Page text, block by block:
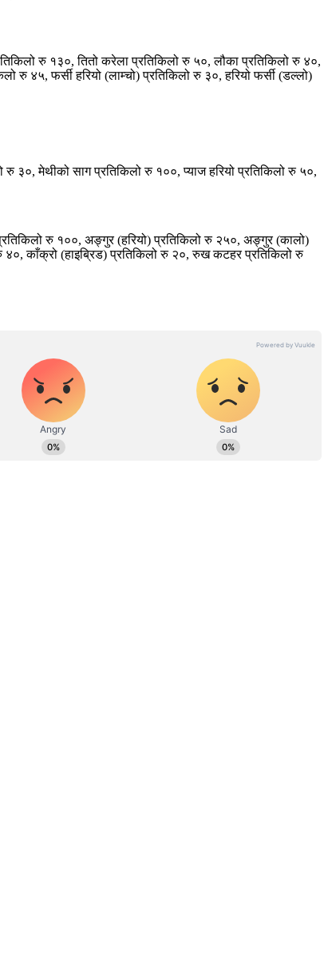
रु १३०, तितो करेला प्रतिकिलो रु ५०, लौका प्रतिकिलो रु ४०,
रु ४५, फर्सी हरियो (लाम्चो) प्रतिकिलो रु ३०, हरियो फर्सी (डल्लो)
३०, मेथीको साग प्रतिकिलो रु १००, प्याज हरियो प्रतिकिलो रु ५०,
रु १००, अङ्गुर (हरियो) प्रतिकिलो रु २५०, अङ्गुर (कालो)
काँक्रो (हाइब्रिड) प्रतिकिलो रु २०, रुख कटहर प्रतिकिलो रु